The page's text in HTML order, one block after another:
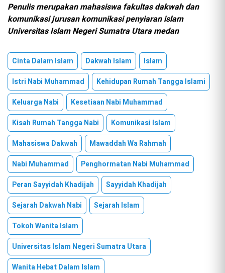
Penulis merupakan mahasiswa fakultas dakwah dan
komunikasi jurusan komunikasi penyiaran islam
Universitas Islam Negeri Sumatra Utara medan
Cinta Dalam Islam Dakwah Islam
Islam
Istri Nabi Muhammad
Kehidupan Rumah Tangga Islami
Keluarga Nabi
Kesetiaan Nabi Muhammad
Kisah Rumah Tangga Nabi
Komunikasi Islam
Mahasiswa Dakwah
Mawaddah Wa Rahmah
Nabi Muhammad
Penghormatan Nabi Muhammad
Peran Sayyidah Khadijah
Sayyidah Khadijah
Sejarah Dakwah Nabi
Sejarah Islam
Tokoh Wanita Islam
Universitas Islam Negeri Sumatra Utara
Wanita Hebat Dalam Islam